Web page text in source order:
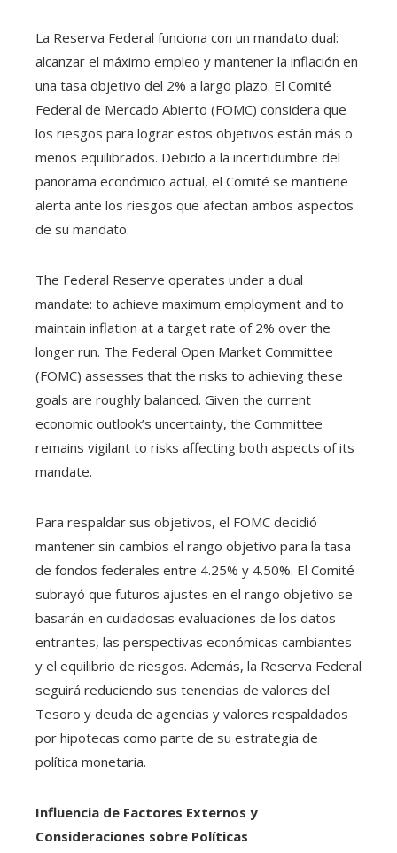
La Reserva Federal funciona con un mandato dual:
alcanzar el máximo empleo y mantener la inflación en
una tasa objetivo del 2% a largo plazo. El Comité
Federal de Mercado Abierto (FOMC) considera que
los riesgos para lograr estos objetivos están más o
menos equilibrados. Debido a la incertidumbre del
panorama económico actual, el Comité se mantiene
alerta ante los riesgos que afectan ambos aspectos
de su mandato.
The Federal Reserve operates under a dual
mandate: to achieve maximum employment and to
maintain inflation at a target rate of 2% over the
longer run. The Federal Open Market Committee
(FOMC) assesses that the risks to achieving these
goals are roughly balanced. Given the current
economic outlook’s uncertainty, the Committee
remains vigilant to risks affecting both aspects of its
mandate.
Para respaldar sus objetivos, el FOMC decidió
mantener sin cambios el rango objetivo para la tasa
de fondos federales entre 4.25% y 4.50%. El Comité
subrayó que futuros ajustes en el rango objetivo se
basarán en cuidadosas evaluaciones de los datos
entrantes, las perspectivas económicas cambiantes
y el equilibrio de riesgos. Además, la Reserva Federal
seguirá reduciendo sus tenencias de valores del
Tesoro y deuda de agencias y valores respaldados
por hipotecas como parte de su estrategia de
política monetaria.
Influencia de Factores Externos y
Consideraciones sobre Políticas